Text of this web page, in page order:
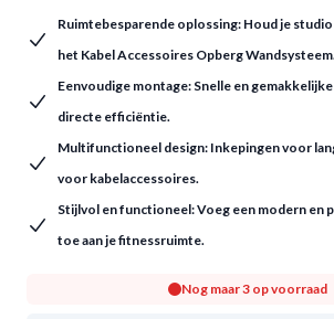
Ruimtebesparende oplossing: Houd je
het Kabel Accessoires Opberg
Eenvoudige montage: Snelle en
directe efficiëntie.
Multifunctioneel design: Inkepingen voor
voor kabelaccessoires.
Stijlvol en functioneel: Voeg een modern en
toe aan je fitnessruimte.
Nog maar 3 op voorraad